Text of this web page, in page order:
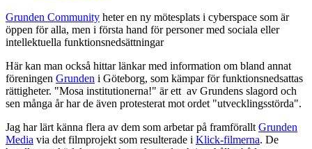
Grunden Community heter en ny mötesplats i cyberspace som är
öppen för alla, men i första hand för personer med sociala eller
intellektuella funktionsnedsättningar
Här kan man också hittar länkar med information om bland annat
föreningen Grunden i Göteborg, som kämpar för funktionsnedsattas
rättigheter. "Mosa institutionerna!" är ett av Grundens slagord och
sen många år har de även protesterat mot ordet "utvecklingsstörda".
Jag har lärt känna flera av dem som arbetar på framförallt Grunden
Media via det filmprojekt som resulterade i Klick-filmerna. De